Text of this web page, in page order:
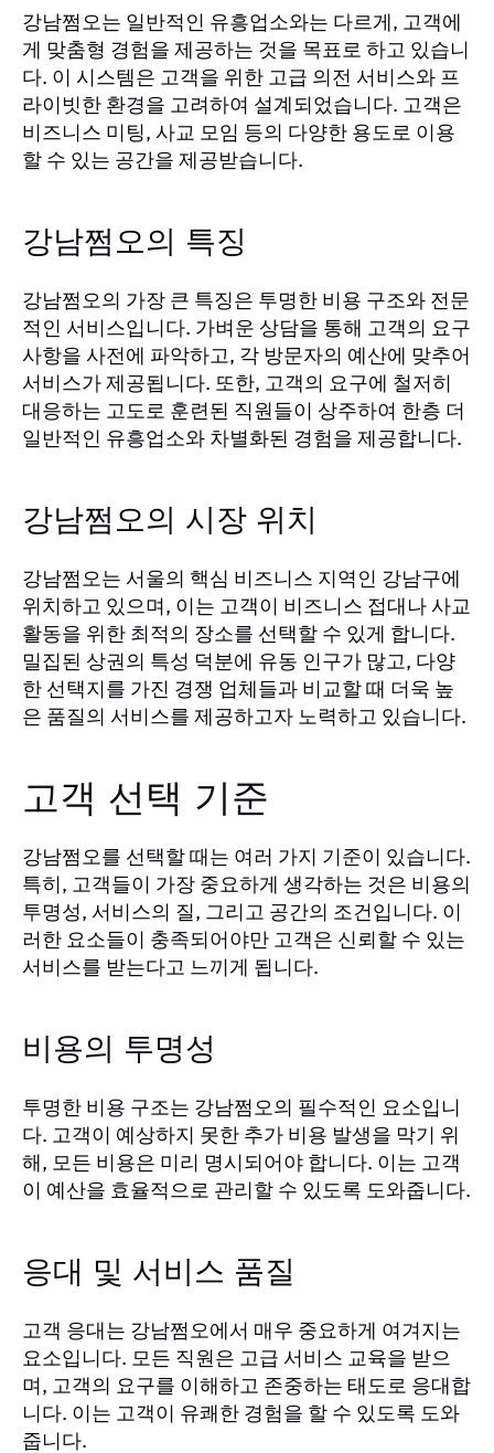
강남쩜오는 일반적인 유흥업소와는 다르게, 고객에
게 맞춤형 경험을 제공하는 것을 목표로 하고 있습니
다. 이 시스템은 고객을 위한 고급 의전 서비스와 프
라이빗한 환경을 고려하여 설계되었습니다. 고객은
비즈니스 미팅, 사교 모임 등의 다양한 용도로 이용
할 수 있는 공간을 제공받습니다.
강남쩜오의 특징
강남쩜오의 가장 큰 특징은 투명한 비용 구조와 전문
적인 서비스입니다. 가벼운 상담을 통해 고객의 요구
사항을 사전에 파악하고, 각 방문자의 예산에 맞추어
서비스가 제공됩니다. 또한, 고객의 요구에 철저히
대응하는 고도로 훈련된 직원들이 상주하여 한층 더
일반적인 유흥업소와 차별화된 경험을 제공합니다.
강남쩜오의 시장 위치
강남쩜오는 서울의 핵심 비즈니스 지역인 강남구에
위치하고 있으며, 이는 고객이 비즈니스 접대나 사교
활동을 위한 최적의 장소를 선택할 수 있게 합니다.
밀집된 상권의 특성 덕분에 유동 인구가 많고, 다양
한 선택지를 가진 경쟁 업체들과 비교할 때 더욱 높
은 품질의 서비스를 제공하고자 노력하고 있습니다.
고객 선택 기준
강남쩜오를 선택할 때는 여러 가지 기준이 있습니다.
특히, 고객들이 가장 중요하게 생각하는 것은 비용의
투명성, 서비스의 질, 그리고 공간의 조건입니다. 이
러한 요소들이 충족되어야만 고객은 신뢰할 수 있는
서비스를 받는다고 느끼게 됩니다.
비용의 투명성
투명한 비용 구조는 강남쩜오의 필수적인 요소입니
다. 고객이 예상하지 못한 추가 비용 발생을 막기 위
해, 모든 비용은 미리 명시되어야 합니다. 이는 고객
이 예산을 효율적으로 관리할 수 있도록 도와줍니다.
응대 및 서비스 품질
고객 응대는 강남쩜오에서 매우 중요하게 여겨지는
요소입니다. 모든 직원은 고급 서비스 교육을 받으
며, 고객의 요구를 이해하고 존중하는 태도로 응대합
니다. 이는 고객이 유쾌한 경험을 할 수 있도록 도와
줍니다.